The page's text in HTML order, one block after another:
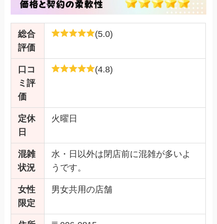
総合
評価
(5.0)
口コ
ミ評
価
(4.8)
定休
日
火曜日
混雑
状況
水・日以外は閉店前に混雑が多いよ
うです。
女性
限定
男女共用の店舗